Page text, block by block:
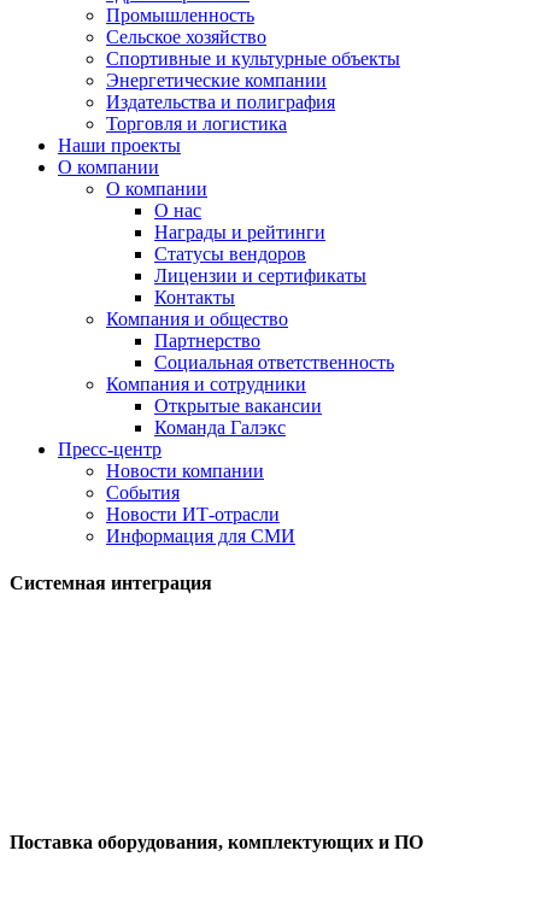
Промышленность
Сельское хозяйство
Спортивные и культурные объекты
Энергетические компании
Издательства и полиграфия
Торговля и логистика
Наши проекты
О компании
О компании
О нас
Награды и рейтинги
Статусы вендоров
Лицензии и сертификаты
Контакты
Компания и общество
Партнерство
Социальная ответственность
Компания и сотрудники
Открытые вакансии
Команда Галэкс
Пресс-центр
Новости компании
События
Новости ИТ-отрасли
Информация для СМИ
Системная интеграция
Поставка оборудования, комплектующих и ПО